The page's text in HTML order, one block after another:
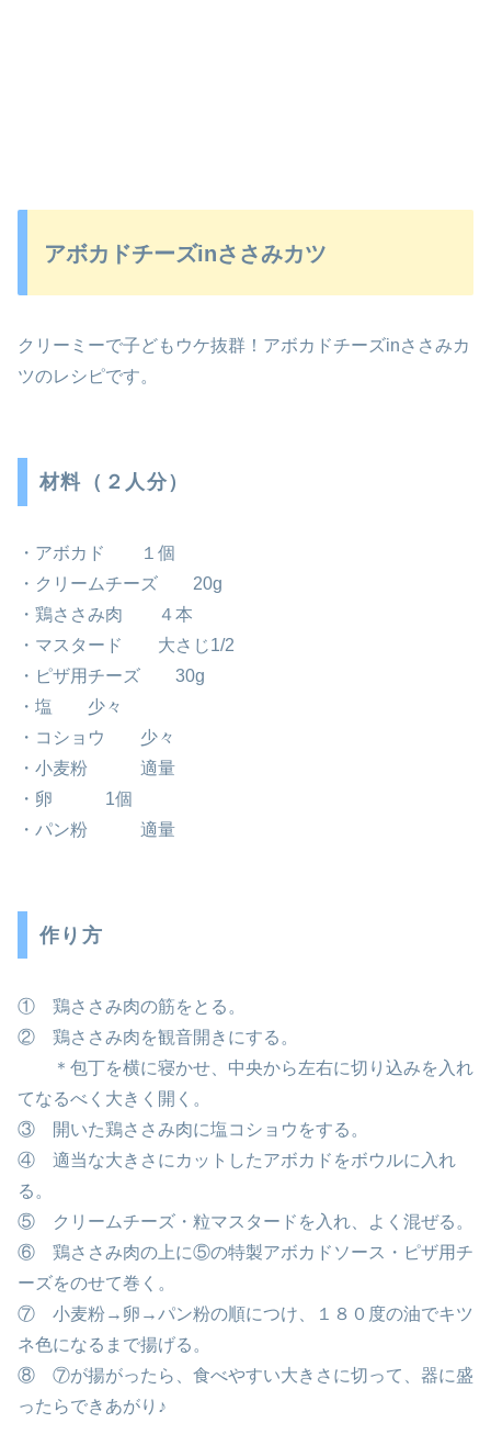
アボカドチーズinささみカツ
クリーミーで子どもウケ抜群！アボカドチーズinささみカ
ツのレシピです。
材料（２人分）
・アボカド １個
・クリームチーズ 20g
・鶏ささみ肉 ４本
・マスタード 大さじ1/2
・ピザ用チーズ 30g
・塩 少々
・コショウ 少々
・小麦粉 適量
・卵 1個
・パン粉 適量
作り方
① 鶏ささみ肉の筋をとる。
② 鶏ささみ肉を観音開きにする。
＊包丁を横に寝かせ、中央から左右に切り込みを入れ
てなるべく大きく開く。
③ 開いた鶏ささみ肉に塩コショウをする。
④ 適当な大きさにカットしたアボカドをボウルに入れ
る。
⑤ クリームチーズ・粒マスタードを入れ、よく混ぜる。
⑥ 鶏ささみ肉の上に⑤の特製アボカドソース・ピザ用チ
ーズをのせて巻く。
⑦ 小麦粉→卵→パン粉の順につけ、１８０度の油でキツ
ネ色になるまで揚げる。
⑧ ⑦が揚がったら、食べやすい大きさに切って、器に盛
ったらできあがり♪